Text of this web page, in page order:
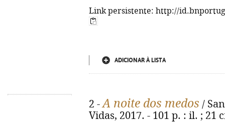
Link persistente: http://
ADICIONAR À LISTA
2 -A noite dos medos /
Vidas, 2017. - 101 p. : il. ; 21